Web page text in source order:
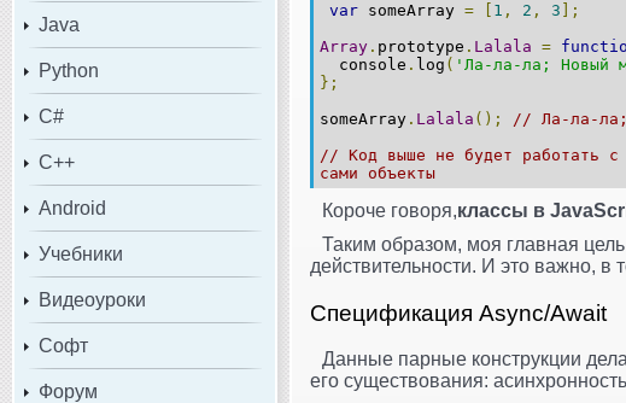
Java
Python
C#
C++
Android
Учебники
Видеоуроки
Софт
Форум
var someArray = 1 , 2 , 3 ];
Array . prototype . Lalala =
console . log ( 'Ла-ла-ла; Новый
};
someArray . Lalala ();
// Ла-ла-ла;
// Код выше не будет работать с
сами объекты
Короче говоря,классы в
Таким образом, моя главная
действительности. И это важно, в
Спецификация Async/Await
Данные парные конструкции
его существования: